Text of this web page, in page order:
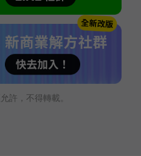
許，不得轉載。